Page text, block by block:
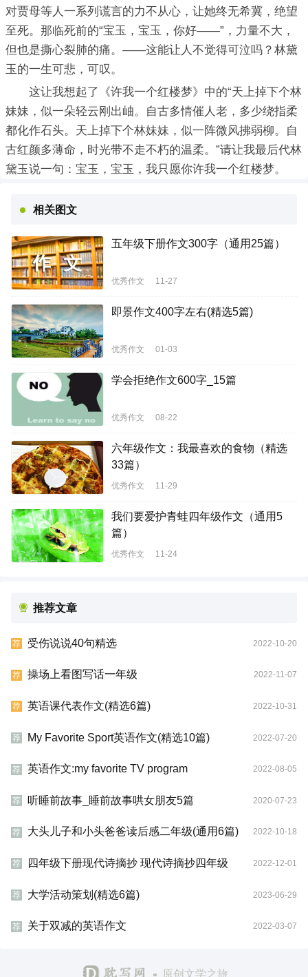
对贾母等人一系列谎言的力不从心，让她终无希冀，绝望
至死。那临死前的“宝玉，宝玉，你好——”，力量不大，
但也是撕心裂肺的痛。——这能让人不觉得可泣吗？林黛
玉的一生可悲，可叹。
这让我想起了《许我一个红楼梦》中的“天上掉下个林
妹妹，似一朵轻云刚出岫。自古多情催人老，多少绕指柔
都化作石头。天上掉下个林妹妹，似一阵微风拂弱柳。自
古红颜多薄命，时光带不走不朽的温柔。”请让我最后代林
黛玉说一句：宝玉，宝玉，我只愿你许我一个红楼梦。
相关图文
五年级下册作文300字（通用25篇）
优秀作文 11-27
即景作文400字左右(精选5篇)
优秀作文 01-03
学会拒绝作文600字_15篇
优秀作文 08-22
六年级作文：我最喜欢的食物（精选
33篇）
优秀作文 11-29
我们要爱护青蛙四年级作文（通用5
篇）
优秀作文 11-24
推荐文章
荐 受伤说说40句精选 2022-10-20
荐 操场上看图写话一年级 2022-11-07
荐 英语课代表作文(精选6篇) 2022-10-31
荐 My Favorite Sport英语作文(精选10篇) 2022-07-20
荐 英语作文:my favorite TV program 2022-08-05
荐 听睡前故事_睡前故事哄女朋友5篇 2020-07-23
荐 大头儿子和小头爸爸读后感二年级(通用6篇) 2022-10-18
荐 四年级下册现代诗摘抄 现代诗摘抄四年级 2022-12-01
荐 大学活动策划(精选6篇) 2023-06-29
荐 关于双减的英语作文 2022-03-07
原创文学之旅